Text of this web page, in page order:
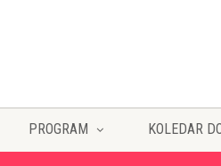
PROGRAM KOLEDAR